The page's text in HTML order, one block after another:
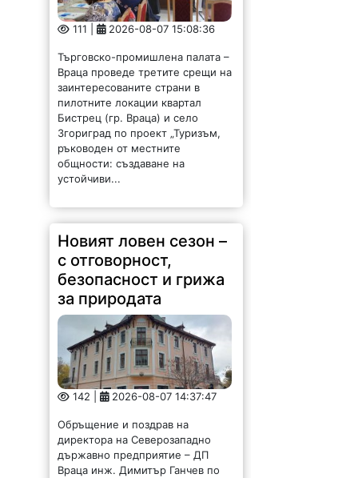
111 | 2026-08-07 15:08:36
Търговско-промишлена палата –
Враца проведе третите срещи на
заинтересованите страни в
пилотните локации квартал
Бистрец (гр. Враца) и село
Згориград по проект „Туризъм,
ръководен от местните
общности: създаване на
устойчиви...
Новият ловен сезон –
с отговорност,
безопасност и грижа
за природата
142 | 2026-08-07 14:37:47
Обръщение и поздрав на
директора на Северозападно
държавно предприятие – ДП
Враца инж. Димитър Ганчев по